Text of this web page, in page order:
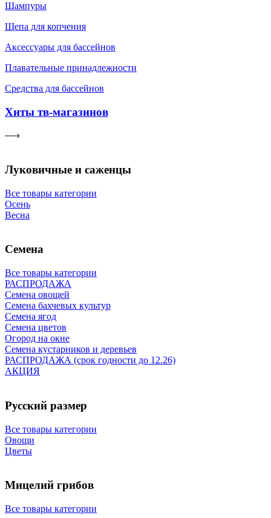
Шампуры
Щепа для копчения
Аксессуары для бассейнов
Плавательные принадлежности
Средства для бассейнов
Хиты тв-магазинов
Луковичные и саженцы
Все товары категории
Осень
Весна
Семена
Все товары категории
РАСПРОДАЖА
Семена овощей
Семена бахчевых культур
Семена ягод
Семена цветов
Огород на окне
Семена кустарников и деревьев
РАСПРОДАЖА (срок годности до 12.26)
АКЦИЯ
Русский размер
Все товары категории
Овощи
Цветы
Мицелий грибов
Все товары категории